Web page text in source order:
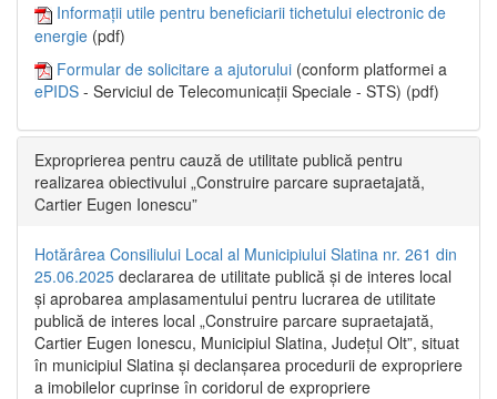
Informații utile pentru beneficiarii tichetului electronic de
energie (pdf)
Formular de solicitare a ajutorului (conform platformei a
ePIDS - Serviciul de Telecomunicații Speciale - STS) (pdf)
Exproprierea pentru cauză de utilitate publică pentru
realizarea obiectivului „Construire parcare supraetajată,
Cartier Eugen Ionescu”
Hotărârea Consiliului Local al Municipiului Slatina nr. 261 din
25.06.2025 declararea de utilitate publică și de interes local
și aprobarea amplasamentului pentru lucrarea de utilitate
publică de interes local „Construire parcare supraetajată,
Cartier Eugen Ionescu, Municipiul Slatina, Județul Olt”, situat
în municipiul Slatina și declanșarea procedurii de expropriere
a imobilelor cuprinse în coridorul de expropriere